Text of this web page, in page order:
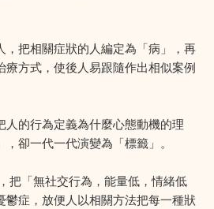
，把相關症狀的人編定為「病」，再
療方式，使後人易跟隨作出相似案例
人的行為定義為什麼心態動機的理
卻一代一代演變為「標籤」。
把「無社交行為，能量低，情緒低
鬱症，放便人以相關方法把每一種狀